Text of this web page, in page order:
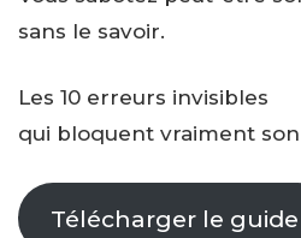
sans le savoir.
Les 10 erreurs invisibles
qui bloquent vraiment
Télécharger le guide